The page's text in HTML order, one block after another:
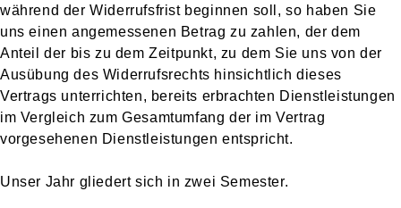
während der Widerrufsfrist beginnen soll, so haben Sie
uns einen angemessenen Betrag zu zahlen, der dem
Anteil der bis zu dem Zeitpunkt, zu dem Sie uns von der
Ausübung des Widerrufsrechts hinsichtlich dieses
Vertrags unterrichten, bereits erbrachten Dienstleistungen
im Vergleich zum Gesamtumfang der im Vertrag
vorgesehenen Dienstleistungen entspricht.
Unser Jahr gliedert sich in zwei Semester.